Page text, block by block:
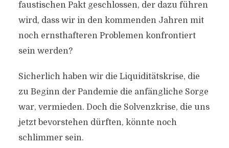
faustischen Pakt geschlossen, der dazu führen
wird, dass wir in den kommenden Jahren mit
noch ernsthafteren Problemen konfrontiert
sein werden?
Sicherlich haben wir die Liquiditätskrise, die
zu Beginn der Pandemie die anfängliche Sorge
war, vermieden. Doch die Solvenzkrise, die uns
jetzt bevorstehen dürften, könnte noch
schlimmer sein.